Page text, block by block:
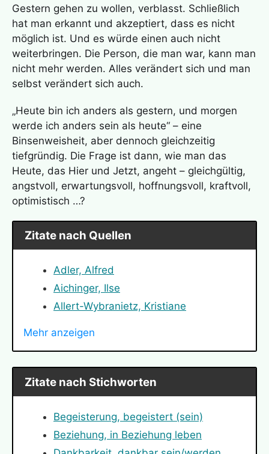
Gestern gehen zu wollen, verblasst. Schließlich
hat man erkannt und akzeptiert, dass es nicht
möglich ist. Und es würde einen auch nicht
weiterbringen. Die Person, die man war, kann man
nicht mehr werden. Alles verändert sich und man
selbst verändert sich auch.
„Heute bin ich anders als gestern, und morgen
werde ich anders sein als heute“ – eine
Binsenweisheit, aber dennoch gleichzeitig
tiefgründig. Die Frage ist dann, wie man das
Heute, das Hier und Jetzt, angeht – gleichgültig,
angstvoll, erwartungsvoll, hoffnungsvoll, kraftvoll,
optimistisch …?
Zitate nach Quellen
Adler, Alfred
Aichinger, Ilse
Allert-Wybranietz, Kristiane
Arendt, Hannah
Bismarck, Otto von
Bloch, Ernst
Bodelschwingh, Friedrich von
Bonhoeffer, Dietrich
Buber, Martin
Mehr anzeigen
Zitate nach Stichworten
Begeisterung, begeistert (sein)
Beziehung, in Beziehung leben